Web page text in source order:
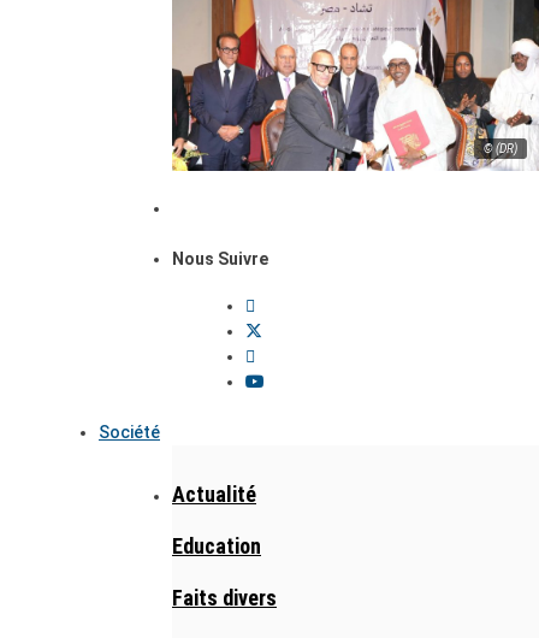
© (DR)
Nous Suivre
Société
Actualité
Education
Faits divers